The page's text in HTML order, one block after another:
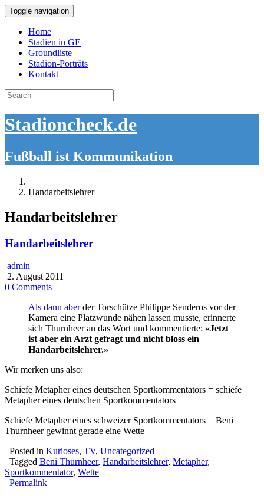
Toggle navigation
Home
Stadien in GE
Groundliste
Stadion-Porträts
Kontakt
Search
for:
Stadioncheck.de
Fußball ist Kommunikation
Handarbeitslehrer
Handarbeitslehrer
Handarbeitslehrer
admin
2. August 2011
0 Comments
Als dann aberder Torschütze Philippe Senderos vor der
Kamera eine Platzwunde nähen lassen musste, erinnerte
sich Thurnheer an das Wort und kommentierte: «Jetzt
ist aber ein Arzt gefragt und nicht bloss ein
Handarbeitslehrer.»
Wir merken uns also:
Schiefe Metapher eines deutschen Sportkommentators = schiefe
Metapher eines deutschen Sportkommentators
Schiefe Metapher eines schweizer Sportkommentators = Beni
Thurnheer gewinnt gerade eine Wette
Posted in Kurioses, TV, Uncategorized
Tagged Beni Thurnheer, Handarbeitslehrer, Metapher,
Sportkommentator, Wette
Permalink